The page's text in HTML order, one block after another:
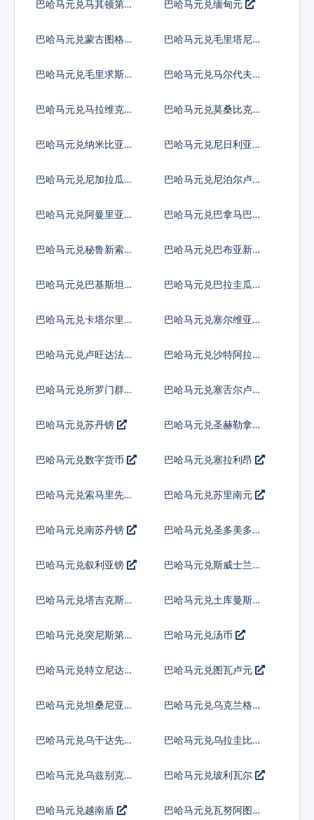
巴哈马元兑马其顿第纳
巴哈马元兑缅甸元
巴哈马元兑蒙古图格里
巴哈马元兑毛里塔尼亚
巴哈马元兑毛里求斯卢
巴哈马元兑马尔代夫拉
巴哈马元兑马拉维克瓦
巴哈马元兑莫桑比克梅
巴哈马元兑纳米比亚元
巴哈马元兑尼日利亚奈
巴哈马元兑尼加拉瓜科
巴哈马元兑尼泊尔卢比
巴哈马元兑阿曼里亚尔
巴哈马元兑巴拿马巴波
巴哈马元兑秘鲁新索尔
巴哈马元兑巴布亚新几
巴哈马元兑巴基斯坦卢
巴哈马元兑巴拉圭瓜拉
巴哈马元兑卡塔尔里亚
巴哈马元兑塞尔维亚第
巴哈马元兑卢旺达法郎 巴哈马元兑沙特阿拉伯
巴哈马元兑所罗门群岛
巴哈马元兑塞舌尔卢比
巴哈马元兑苏丹镑 巴哈马元兑圣赫勒拿镑
巴哈马元兑数字货币 巴哈马元兑塞拉利昂
巴哈马元兑索马里先令 巴哈马元兑苏里南元
巴哈马元兑南苏丹镑
巴哈马元兑圣多美多布
巴哈马元兑叙利亚镑
巴哈马元兑斯威士兰里
巴哈马元兑塔吉克斯坦
巴哈马元兑土库曼斯坦
巴哈马元兑突尼斯第纳
巴哈马元兑汤币
巴哈马元兑特立尼达多
巴哈马元兑图瓦卢元
巴哈马元兑坦桑尼亚先
巴哈马元兑乌克兰格里
巴哈马元兑乌干达先令 巴哈马元兑乌拉圭比索
巴哈马元兑乌兹别克斯
巴哈马元兑玻利瓦尔
巴哈马元兑越南盾 巴哈马元兑瓦努阿图瓦